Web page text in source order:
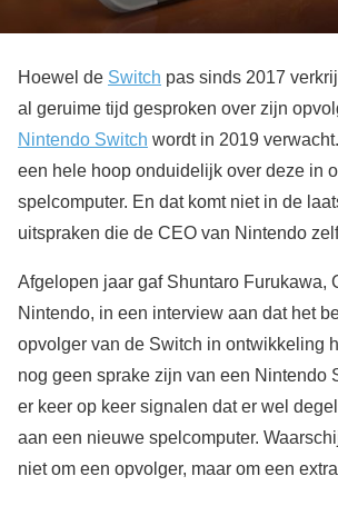
Hoewel de Switch pas sinds 2017
al geruime tijd gesproken over zijn
Nintendo Switch wordt in 2019
een hele hoop onduidelijk over deze in
spelcomputer. En dat komt niet in de
uitspraken die de CEO van Nintendo
Afgelopen jaar gaf Shuntaro Furukawa,
Nintendo, in een interview aan dat het
opvolger van de Switch in ontwikkeling
nog geen sprake zijn van een Nintendo
er keer op keer signalen dat er wel
aan een nieuwe spelcomputer.
niet om een opvolger, maar om een